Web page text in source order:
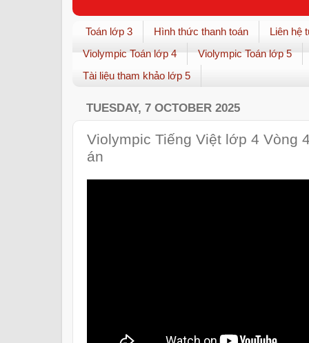
Toán lớp 3 Hình thức thanh toán
Liên hệ
Violympic Toán lớp 4
Violympic Toán lớp 5
Tài liệu tham khảo lớp 5
TUESDAY, 7 OCTOBER 2025
Violympic Tiếng Việt lớp 4 Vòng
án